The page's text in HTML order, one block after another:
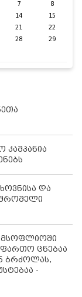
7
8
14
15
21
22
28
29
კამპანია
და
მსოფლიოში
ცნებაა
ბრძოლას,
-